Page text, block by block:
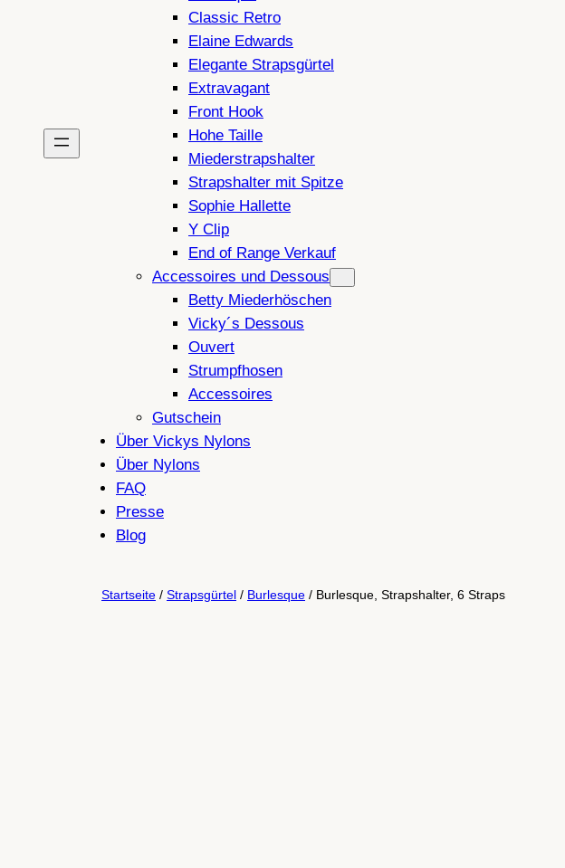
Classic Retro
Elaine Edwards
Elegante Strapsgürtel
Extravagant
Front Hook
Hohe Taille
Miederstrapshalter
Strapshalter mit Spitze
Sophie Hallette
Y Clip
End of Range Verkauf
Accessoires und Dessous
Betty Miederhöschen
Vicky´s Dessous
Ouvert
Strumpfhosen
Accessoires
Gutschein
Über Vickys Nylons
Über Nylons
FAQ
Presse
Blog
Startseite / Strapsgürtel / Burlesque / Burlesque, Strapshalter, 6 Straps